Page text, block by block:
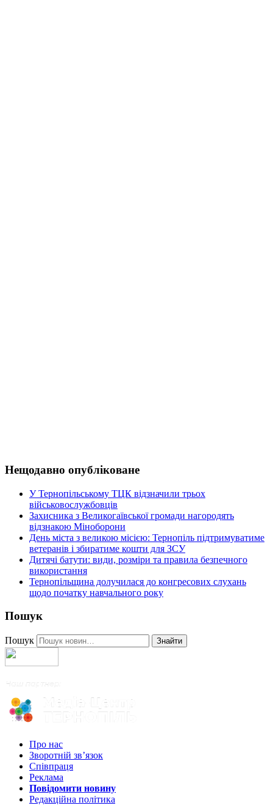
Нещодавно опубліковане
У Тернопільському ТЦК відзначили трьох
військовослужбовців
Захисника з Великогаївської громади нагородять
відзнакою Міноборони
День міста з великою місією: Тернопіль підтримуватиме
ветеранів і збиратиме кошти для ЗСУ
Дитячі батути: види, розміри та правила безпечного
використання
Тернопільщина долучилася до конгресових слухань
щодо початку навчального року
Пошук
Пошук Знайти
Про нас
Зворотній зв’язок
Співпраця
Реклама
Повідомити новину
Редакційна політика